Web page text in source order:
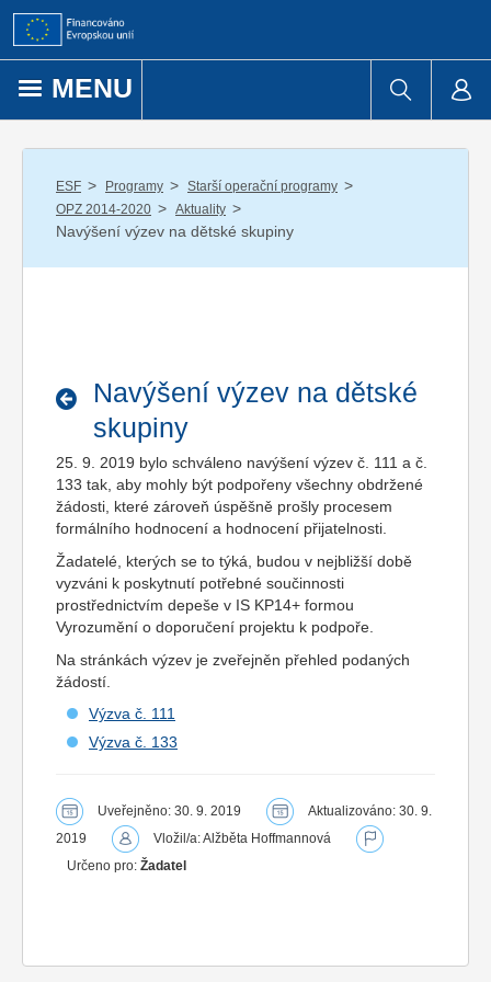
Přejít k obsahu
MENU
ESF / Programy / Starší operační programy /
OPZ 2014-2020 / Aktuality /
Navýšení výzev na dětské skupiny
Navýšení výzev na dětské
skupiny
25. 9. 2019 bylo schváleno navýšení výzev č. 111 a č.
133 tak, aby mohly být podpořeny všechny obdržené
žádosti, které zároveň úspěšně prošly procesem
formálního hodnocení a hodnocení přijatelnosti.
Žadatelé, kterých se to týká, budou v nejbližší době
vyzváni k poskytnutí potřebné součinnosti
prostřednictvím depeše v IS KP14+ formou
Vyrozumění o doporučení projektu k podpoře.
Na stránkách výzev je zveřejněn přehled podaných
žádostí.
Výzva č. 111
Výzva č. 133
Uveřejněno: 30. 9. 2019
Aktualizováno: 30. 9.
2019
Vložil/a: Alžběta Hoffmannová
Určeno pro: Žadatel